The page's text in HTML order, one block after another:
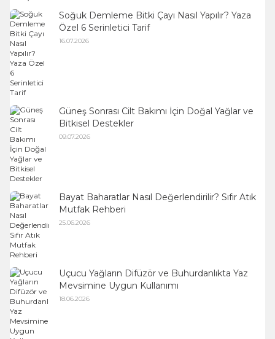
Soğuk Demleme Bitki Çayı Nasıl Yapılır? Yaza
Özel 6 Serinletici Tarif
16.07.2026
Güneş Sonrası Cilt Bakımı İçin Doğal Yağlar ve
Bitkisel Destekler
09.07.2026
Bayat Baharatlar Nasıl Değerlendirilir? Sıfır Atık
Mutfak Rehberi
25.06.2026
Uçucu Yağların Difüzör ve Buhurdanlıkta Yaz
Mevsimine Uygun Kullanımı
18.06.2026